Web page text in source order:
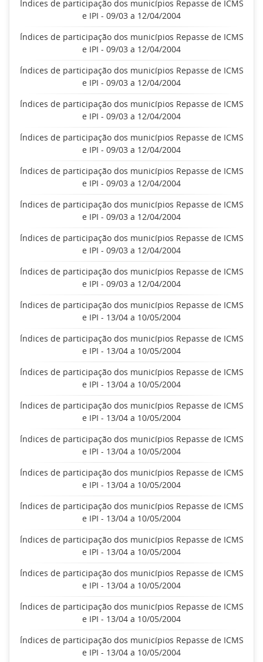
Índices de participação dos municípios Repasse de ICMS
e IPI - 09/03 a 12/04/2004
Índices de participação dos municípios Repasse de ICMS
e IPI - 09/03 a 12/04/2004
Índices de participação dos municípios Repasse de ICMS
e IPI - 09/03 a 12/04/2004
Índices de participação dos municípios Repasse de ICMS
e IPI - 09/03 a 12/04/2004
Índices de participação dos municípios Repasse de ICMS
e IPI - 09/03 a 12/04/2004
Índices de participação dos municípios Repasse de ICMS
e IPI - 09/03 a 12/04/2004
Índices de participação dos municípios Repasse de ICMS
e IPI - 09/03 a 12/04/2004
Índices de participação dos municípios Repasse de ICMS
e IPI - 09/03 a 12/04/2004
Índices de participação dos municípios Repasse de ICMS
e IPI - 09/03 a 12/04/2004
Índices de participação dos municípios Repasse de ICMS
e IPI - 13/04 a 10/05/2004
Índices de participação dos municípios Repasse de ICMS
e IPI - 13/04 a 10/05/2004
Índices de participação dos municípios Repasse de ICMS
e IPI - 13/04 a 10/05/2004
Índices de participação dos municípios Repasse de ICMS
e IPI - 13/04 a 10/05/2004
Índices de participação dos municípios Repasse de ICMS
e IPI - 13/04 a 10/05/2004
Índices de participação dos municípios Repasse de ICMS
e IPI - 13/04 a 10/05/2004
Índices de participação dos municípios Repasse de ICMS
e IPI - 13/04 a 10/05/2004
Índices de participação dos municípios Repasse de ICMS
e IPI - 13/04 a 10/05/2004
Índices de participação dos municípios Repasse de ICMS
e IPI - 13/04 a 10/05/2004
Índices de participação dos municípios Repasse de ICMS
e IPI - 13/04 a 10/05/2004
Índices de participação dos municípios Repasse de ICMS
e IPI - 13/04 a 10/05/2004